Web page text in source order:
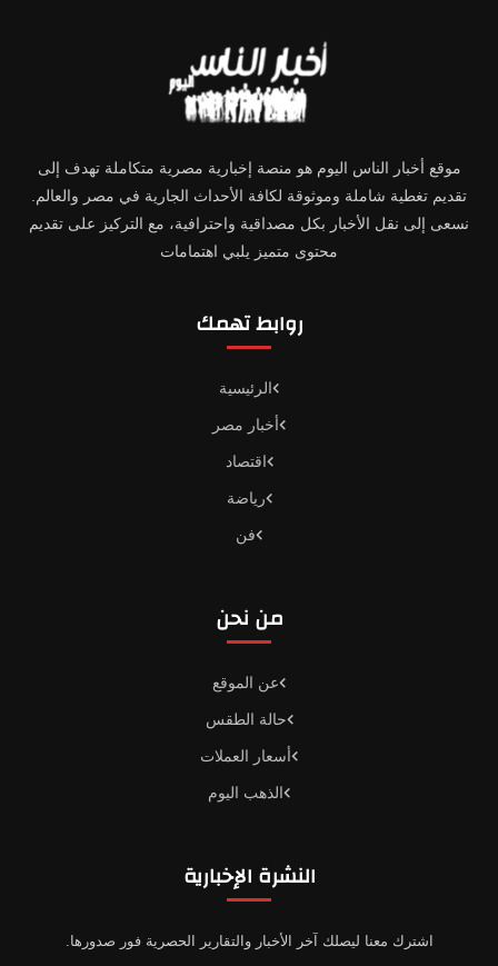
موقع أخبار الناس اليوم هو منصة إخبارية مصرية متكاملة تهدف إلى
تقديم تغطية شاملة وموثوقة لكافة الأحداث الجارية في مصر والعالم.
نسعى إلى نقل الأخبار بكل مصداقية واحترافية، مع التركيز على تقديم
محتوى متميز يلبي اهتمامات
روابط تهمك
الرئيسية
أخبار مصر
اقتصاد
رياضة
فن
من نحن
عن الموقع
حالة الطقس
أسعار العملات
الذهب اليوم
النشرة الإخبارية
اشترك معنا ليصلك آخر الأخبار والتقارير الحصرية فور صدورها.